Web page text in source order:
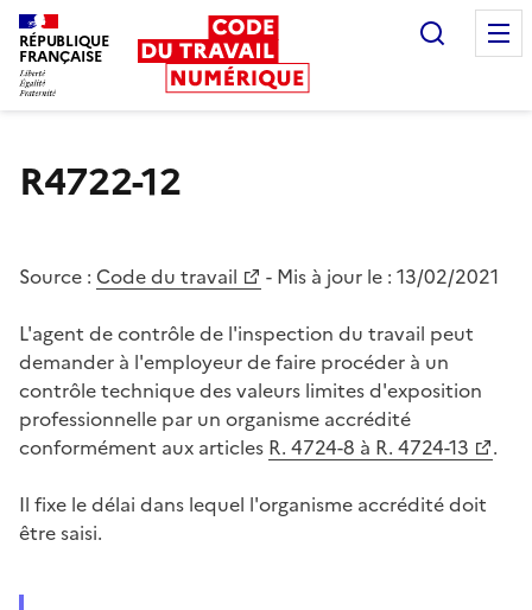
RÉPUBLIQUE
FRANÇAISE
R4722-12
Source : Code du travail - Mis à jour le : 13/02/2021
L'agent de contrôle de l'inspection du travail peut
demander à l'employeur de faire procéder à un
contrôle technique des valeurs limites d'exposition
professionnelle par un organisme accrédité
conformément aux articles R. 4724-8 à R. 4724-13
.
Il fixe le délai dans lequel l'organisme accrédité doit
être saisi.